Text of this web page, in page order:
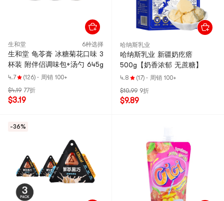
生和堂 6种选择
生和堂 龟苓膏 冰糖菊花口味 3
杯装 附伴侣调味包+汤勺 645g
4.7 (126) · 周销 100+
$4.19 77折
$3.19
哈纳斯乳业
哈纳斯乳业 新疆奶疙瘩
500g【奶香浓郁 无蔗糖】
4.8 (17) · 周销 100+
$10.99 9折
$9.89
-36%